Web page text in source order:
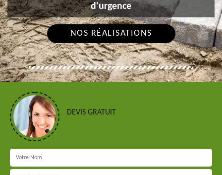
d'urgence
NOS RÉALISATIONS
DEVIS GRATUIT